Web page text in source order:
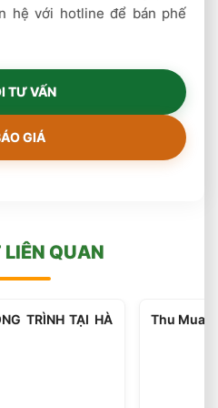
hệ với hotline để bán phế
TƯ VẤN
GIÁ
QUAN
TRÌNH TẠI HÀ
Thu Mua